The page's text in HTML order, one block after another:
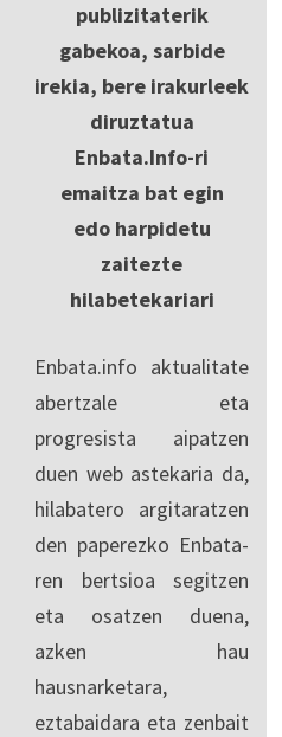
publizitaterik
gabekoa, sarbide
irekia, bere irakurleek
diruztatua
Enbata.Info-ri
emaitza bat egin
edo harpidetu
zaitezte
hilabetekariari
Enbata.info aktualitate
abertzale eta
progresista aipatzen
duen web astekaria da,
hilabatero argitaratzen
den paperezko Enbata-
ren bertsioa segitzen
eta osatzen duena,
azken hau
hausnarketara,
eztabaidara eta zenbait